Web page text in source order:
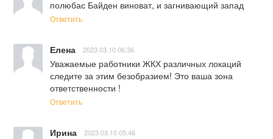
полюбас Байден виноват, и загнивающий запад
Ответить
Елена 2023.03.10 06:36
Уважаемые работники ЖКХ различных локаций
следите за этим безобразием! Это ваша зона
ответственности !
Ответить
Ирина 2023.03.10 05:46